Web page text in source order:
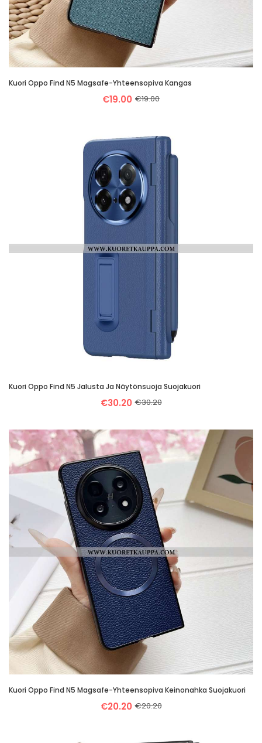
Kuori Oppo Find N5 Magsafe-Yhteensopiva Kangas
€19.00 €19.00
Kuori Oppo Find N5 Jalusta Ja Näytönsuoja Suojakuori
€30.20 €30.20
Kuori Oppo Find N5 Magsafe-Yhteensopiva Keinonahka Suojakuori
€20.20 €20.20